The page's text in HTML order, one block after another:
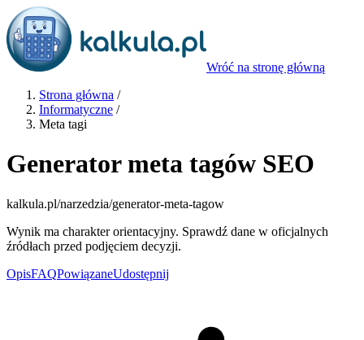
Wróć na stronę główną
Strona główna /
Informatyczne /
Meta tagi
Generator meta tagów SEO
kalkula.pl/narzedzia/generator-meta-tagow
Wynik ma charakter orientacyjny. Sprawdź dane w oficjalnych
źródłach przed podjęciem decyzji.
OpisFAQPowiązaneUdostępnij